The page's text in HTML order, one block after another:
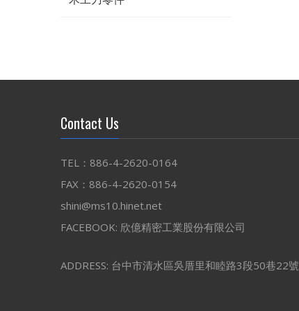
Contact Us
TEL：886-4-2620-0164
FAX：886-4-2620-0154
shini@ms10.hinet.net
FACEBOOK: 欣億精密工業股份有限公司
ADDRESS: 台中市清水區吳厝里和睦路3段50巷22號